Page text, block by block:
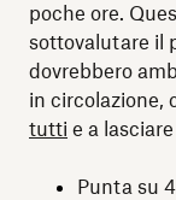
poche ore.
sottovalutare il
dovrebbero
in circolazione,
tutti e a
Punta su